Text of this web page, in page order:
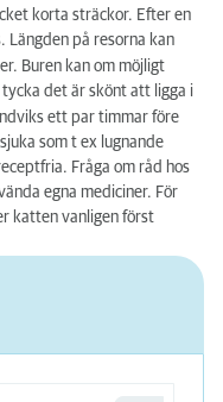
korta sträckor. Efter en
Längden på resorna kan
Buren kan om möjligt
det är skönt att ligga i
ett par timmar före
som t ex lugnande
Fråga om råd hos
egna mediciner. För
katten vanligen först